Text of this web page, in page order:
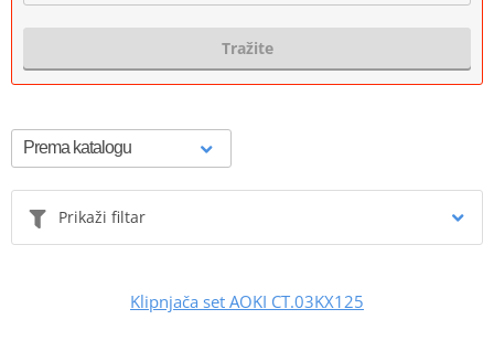
Tražite
Prikaži filtar
Klipnjača set AOKI CT.03KX125